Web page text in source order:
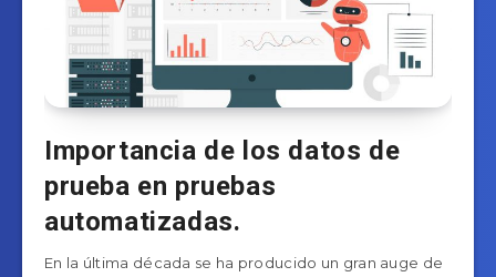
Importancia de los datos de
prueba en pruebas
automatizadas.
En la última década se ha producido un gran auge de